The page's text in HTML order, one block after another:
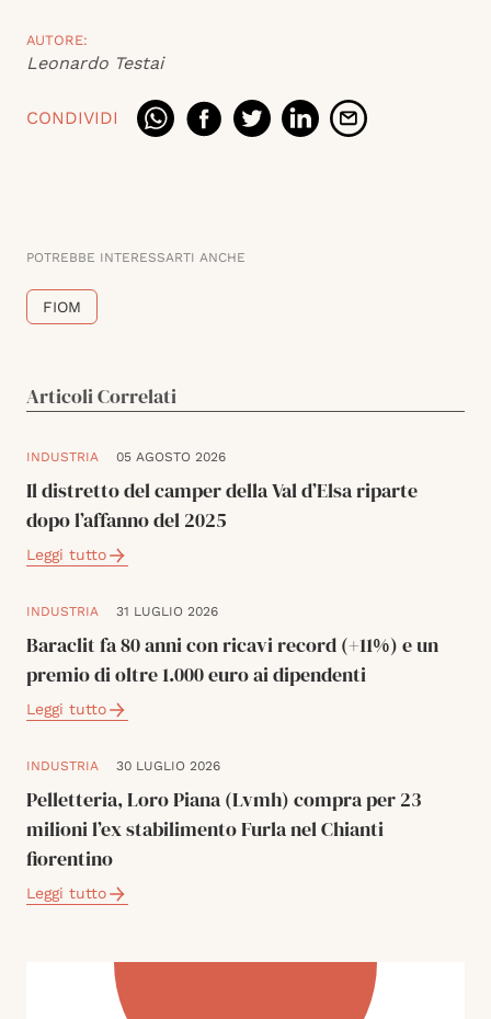
AUTORE:
Leonardo Testai
CONDIVIDI
POTREBBE INTERESSARTI ANCHE
FIOM
Articoli Correlati
INDUSTRIA 05 AGOSTO 2026
Il distretto del camper della Val d’Elsa riparte
dopo l’affanno del 2025
Leggi tutto
INDUSTRIA 31 LUGLIO 2026
Baraclit fa 80 anni con ricavi record (+11%) e un
premio di oltre 1.000 euro ai dipendenti
Leggi tutto
INDUSTRIA 30 LUGLIO 2026
Pelletteria, Loro Piana (Lvmh) compra per 23
milioni l’ex stabilimento Furla nel Chianti
fiorentino
Leggi tutto